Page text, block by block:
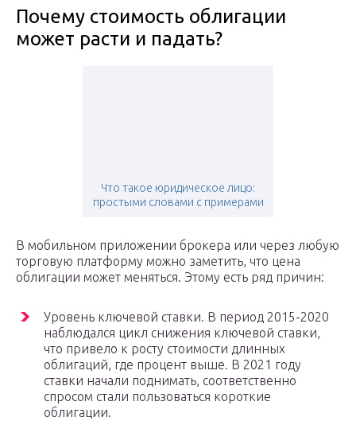
Почему стоимость облигации
может расти и падать?
Что такое юридическое лицо:
простыми словами с примерами
В мобильном приложении брокера или через любую
торговую платформу можно заметить, что цена
облигации может меняться. Этому есть ряд причин:
Уровень ключевой ставки. В период 2015-2020
наблюдался цикл снижения ключевой ставки,
что привело к росту стоимости длинных
облигаций, где процент выше. В 2021 году
ставки начали поднимать, соответственно
спросом стали пользоваться короткие
облигации.